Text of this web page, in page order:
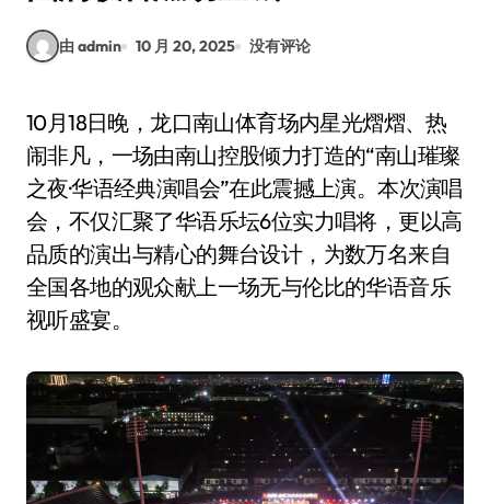
由 admin 10 月 20, 2025 没有评论
10月18日晚，龙口南山体育场内星光熠熠、热
闹非凡，一场由南山控股倾力打造的“南山璀璨
之夜·华语经典演唱会”在此震撼上演。本次演唱
会，不仅汇聚了华语乐坛6位实力唱将，更以高
品质的演出与精心的舞台设计，为数万名来自
全国各地的观众献上一场无与伦比的华语音乐
视听盛宴。